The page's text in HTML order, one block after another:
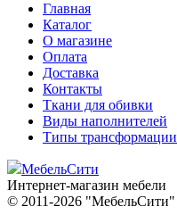
Главная
Каталог
О магазине
Оплата
Доставка
Контакты
Ткани для обивки
Виды наполнителей
Типы трансформации
МебельСити
Интернет-магазин мебели
© 2011-2026 "МебельСити"